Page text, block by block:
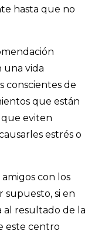
hasta que no
una vida
conscientes de
que están
eviten
estrés o
con los
supuesto, si en
al resultado de la
este centro